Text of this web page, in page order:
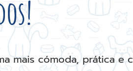
mais cómoda, prática e